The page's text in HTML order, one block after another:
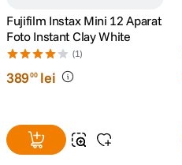
10. insta 360
Fujifilm Instax Mini 12 Aparat
Foto Instant Clay White
(1)
38900 lei